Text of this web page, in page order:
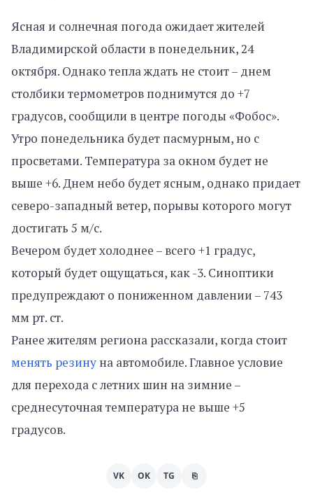
Ясная и солнечная погода ожидает жителей
Владимирской области в понедельник, 24
октября. Однако тепла ждать не стоит – днем
столбики термометров поднимутся до +7
градусов, сообщили в центре погоды «Фобос».
Утро понедельника будет пасмурным, но с
просветами. Температура за окном будет не
выше +6. Днем небо будет ясным, однако придает
северо-западный ветер, порывы которого могут
достигать 5 м/с.
Вечером будет холоднее – всего +1 градус,
который будет ощущаться, как -3. Синоптики
предупреждают о пониженном давлении – 743
мм рт. ст.
Ранее жителям региона рассказали, когда стоит
менять резину на автомобиле. Главное условие
для перехода с летних шин на зимние –
среднесуточная температура не выше +5
градусов.
VK OK TG ⎘